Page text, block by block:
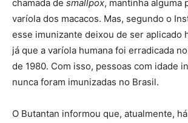
chamada de smallpox, mantinha alguma
varíola dos macacos. Mas, segundo o
esse imunizante deixou de ser aplicado
já que a varíola humana foi erradicada
de 1980. Com isso, pessoas com idade
nunca foram imunizadas no Brasil.
O Butantan informou que, atualmente,